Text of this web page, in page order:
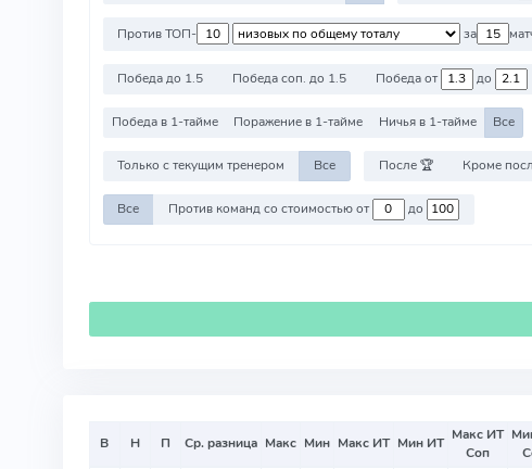
Против ТОП- за
Победа до 1.5 Победа соп. до 1.5 Победа от до
Победа в 1-тайме Поражение в 1-тайме Ничья в 1-тайме Все
Только с текущим тренером Все После 🏆 Кроме
Все Против команд со стоимостью от до
В Н П Ср. разница Макс Мин Макс ИТ Мин ИТ Макс ИТ
Соп